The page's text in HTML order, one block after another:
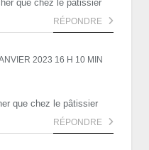
que chez le pâtissier
RÉPONDRE
2023 16 H 10 MIN
que chez le pâtissier
RÉPONDRE